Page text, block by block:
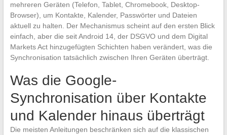
mehreren Geräten (Telefon, Tablet, Chromebook, Desktop-
Browser), um Kontakte, Kalender, Passwörter und Dateien
aktuell zu halten. Der Mechanismus scheint auf den ersten Blick
einfach, aber die seit Android 14, der DSGVO und dem Digital
Markets Act hinzugefügten Schichten haben verändert, was die
Synchronisation tatsächlich zwischen Ihren Geräten überträgt.
Was die Google-
Synchronisation über Kontakte
und Kalender hinaus überträgt
Die meisten Anleitungen beschränken sich auf die klassischen